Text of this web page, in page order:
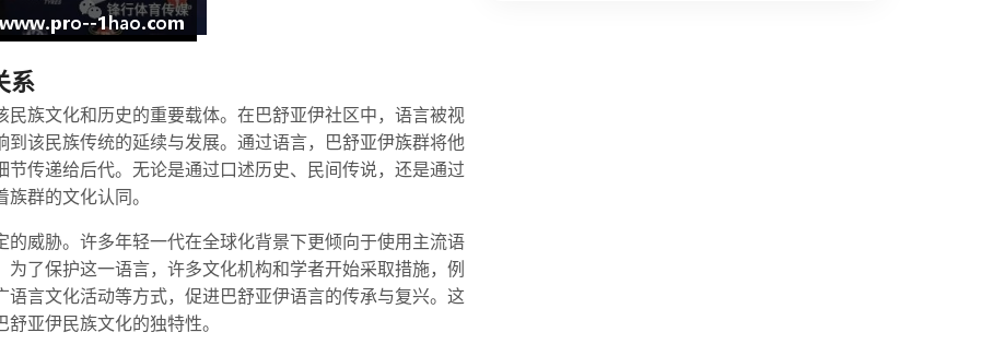
系
族文化和历史的重要载体。在巴舒亚伊社区中，语言被视
该民族传统的延续与发展。通过语言，巴舒亚伊族群将他
传递给后代。无论是通过口述历史、民间传说，还是通过
群的文化认同。
威胁。许多年轻一代在全球化背景下更倾向于使用主流语
了保护这一语言，许多文化机构和学者开始采取措施，例
言文化活动等方式，促进巴舒亚伊语言的传承与复兴。这
亚伊民族文化的独特性。